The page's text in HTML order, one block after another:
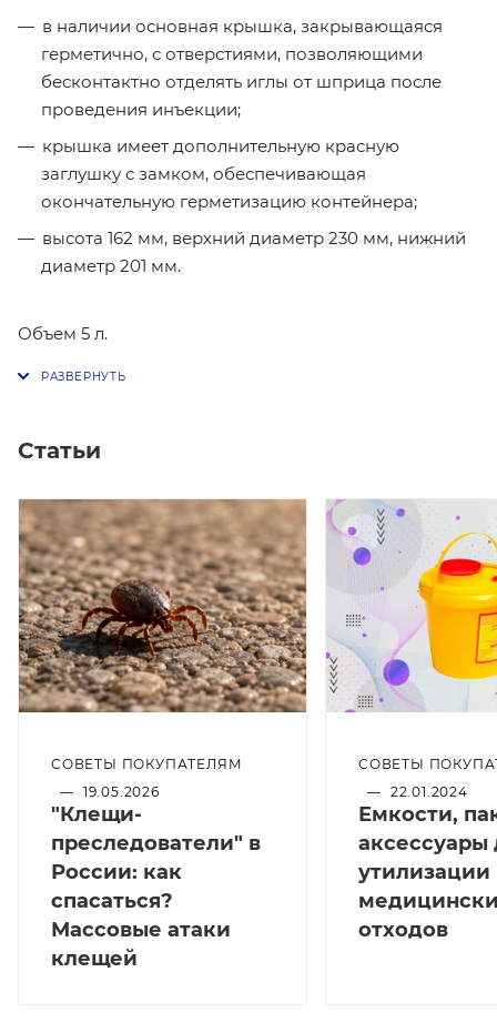
в наличии основная крышка, закрывающаяся
герметично, с отверстиями, позволяющими
бесконтактно отделять иглы от шприца после
проведения инъекции;
крышка имеет дополнительную красную
заглушку с замком, обеспечивающая
окончательную герметизацию контейнера;
высота 162 мм, верхний диаметр 230 мм, нижний
диаметр 201 мм.
Объем 5 л.
Статьи
СОВЕТЫ ПОКУПАТЕЛЯМ
— 19.05.2026
"Клещи-
преследователи" в
России: как
спасаться?
Массовые атаки
клещей
СОВЕТЫ
— 22.01.2024
Емкости,
аксессуары
утилизации
отходов